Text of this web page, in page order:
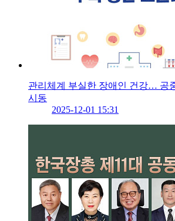
관리체계 부실한 장애인 건강… 공
시동
2025-12-01 15:31